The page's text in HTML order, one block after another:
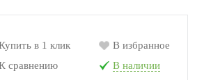
в 1 клик
сравнению
В избранное
В наличии